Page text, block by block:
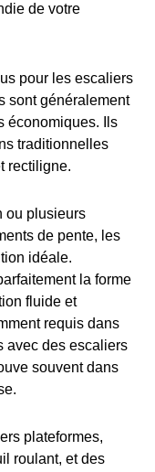
de votre
pour les escaliers
sont généralement
économiques. Ils
traditionnelles
rectiligne.
ou plusieurs
de pente, les
idéale.
la forme
fluide et
requis dans
avec des escaliers
souvent dans
plateformes,
roulant, et des